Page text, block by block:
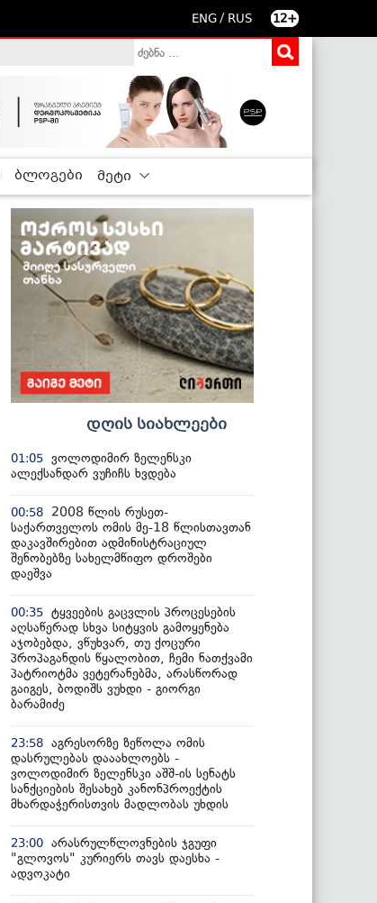
ENG / RUS 12+
ბლოგები მეტი
დღის სიახლეები
01:05 ვოლოდიმირ ზელენსკი
ალექსანდარ ვუჩიჩს ხვდება
00:58
2008 წლის რუსეთ-
საქართველოს ომის მე-18 წლისთავთან
დაკავშირებით ადმინისტრაციულ
შენობებზე სახელმწიფო დროშები
დაეშვა
00:35 ტყვეების გაცვლის პროცესების
აღსაწერად სხვა სიტყვის გამოყენება
აჯობებდა, ვწუხვარ, თუ ქოცური
პროპაგანდის წყალობით, ჩემი ნათქვამი
პატრიოტმა ვეტერანებმა, არასწორად
გაიგეს, ბოდიშს ვუხდი - გიორგი
ბარამიძე
23:58 აგრესორზე ზეწოლა ომის
დასრულებას დააახლოებს -
ვოლოდიმირ ზელენსკი აშშ-ის სენატს
სანქციების შესახებ კანონპროექტის
მხარდაჭერისთვის მადლობას უხდის
23:00 არასრულწლოვნების ჯგუფი
"გლოვოს" კურიერს თავს დაესხა -
ადვოკატი